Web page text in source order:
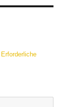
Erforderliche